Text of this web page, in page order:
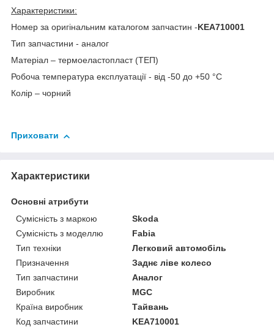
Характеристики:
Номер за оригінальним каталогом запчастин -KEA710001
Тип запчастини - аналог
Матеріал – термоеластопласт (ТЕП)
Робоча температура експлуатації - від -50 до +50 °C
Колір – чорний
Приховати
Характеристики
Основні атрибути
Сумісність з маркою
Skoda
Сумісність з моделлю
Fabia
Тип техніки
Легковий автомобіль
Призначення
Заднє ліве колесо
Тип запчастини
Аналог
Виробник
MGC
Країна виробник
Тайвань
Код запчастини
KEA710001